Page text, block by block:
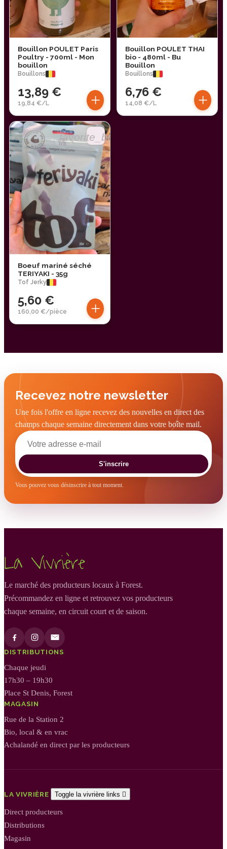
Bouillon POULET Paris
Poultry - 700ml - Mon
bouillon
Bouillons
13,89 €
19,84 €/L +
Bouillon POULET THAI
bio - 480ml - Bu
Bouillon
Bouillons
6,76 €
14,08 €/L +
favorite_border
Boeuf mariné séché
TERIYAKI - 35g
Tof Jerky
5,60 €
160,00 €/pièce +
Recevez notre newsletter
Une fois l'offre en ligne recevez des nouvelles en direct des
champs chaque semaine directement dans votre boîte mail.
S'inscrire
Vous pouvez vous désinscrire à tout moment.
La Vivrière
Le marché des producteurs locaux à Forest.
Précommandez en ligne et retrouvez vos producteurs
chaque semaine, en circuit court et de saison.
DISTRIBUTIONS
Chaque jeudi
17h30 – 19h30
Place St Denis, Forest
MAGASIN
Rue de la Station 2
Bio, local & en vrac
Achalandé en direct par les producteurs
LA VIVRIÈRE Toggle la vivrière links 
Direct producteurs
Distributions
Magasin